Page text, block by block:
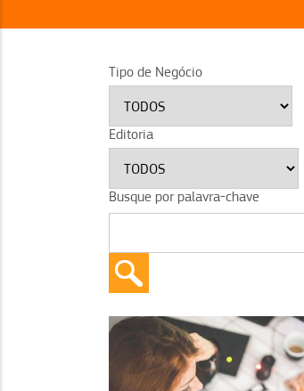
Tipo de Negócio
Editoria
Busque por palavra-chave